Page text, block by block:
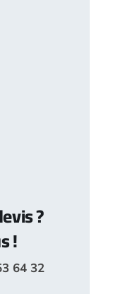
?
!
64 32